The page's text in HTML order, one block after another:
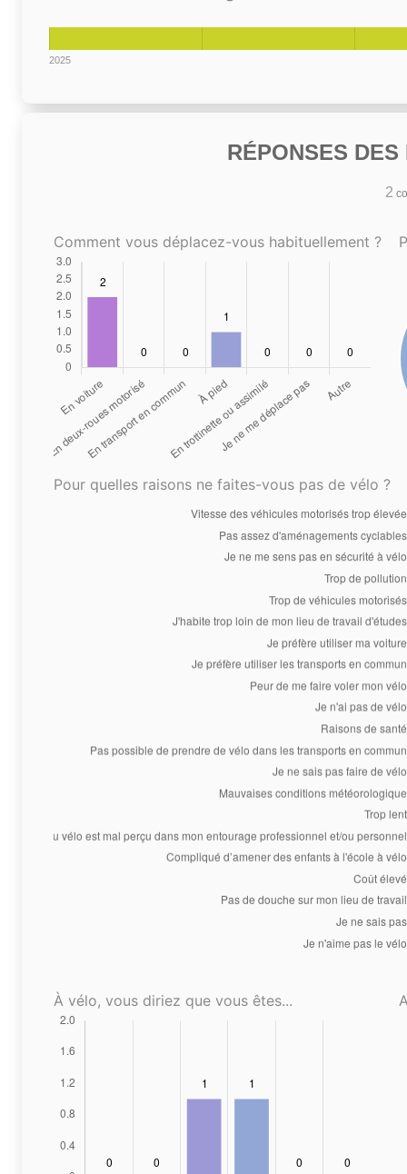
2025
RÉPONSES
2
Comment vous déplacez-vous habituellement ?
Pour quelles raisons ne faites-vous pas de vélo ?
À vélo, vous diriez que vous êtes...